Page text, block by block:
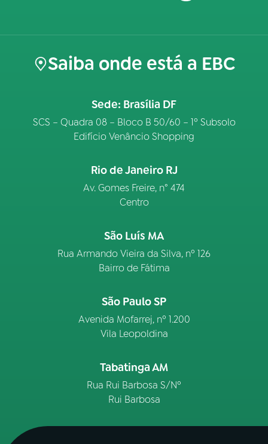
Saiba onde está a EBC
Sede: Brasília DF
SCS – Quadra 08 – Bloco B 50/60 – 1º Subsolo
Edifício Venâncio Shopping
Rio de Janeiro RJ
Av. Gomes Freire, n° 474
Centro
São Luís MA
Rua Armando Vieira da Silva, nº 126
Bairro de Fátima
São Paulo SP
Avenida Mofarrej, nº 1.200
Vila Leopoldina
Tabatinga AM
Rua Rui Barbosa S/Nº
Rui Barbosa